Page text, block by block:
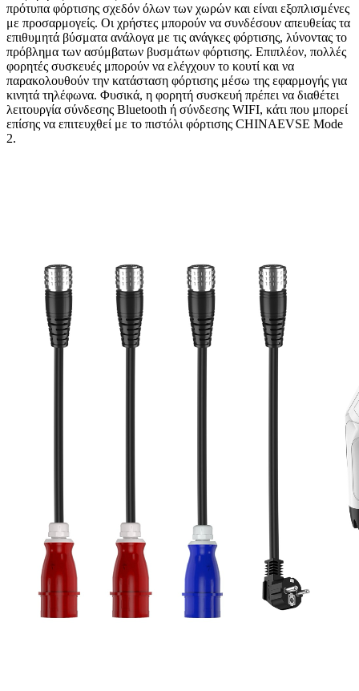
πρότυπα φόρτισης σχεδόν όλων των χωρών και είναι εξοπλισμένες
με προσαρμογείς. Οι χρήστες μπορούν να συνδέσουν απευθείας τα
επιθυμητά βύσματα ανάλογα με τις ανάγκες φόρτισης, λύνοντας το
πρόβλημα των ασύμβατων βυσμάτων φόρτισης. Επιπλέον, πολλές
φορητές συσκευές μπορούν να ελέγχουν το κουτί και να
παρακολουθούν την κατάσταση φόρτισης μέσω της εφαρμογής για
κινητά τηλέφωνα. Φυσικά, η φορητή συσκευή πρέπει να διαθέτει
λειτουργία σύνδεσης Bluetooth ή σύνδεσης WIFI, κάτι που μπορεί
επίσης να επιτευχθεί με το πιστόλι φόρτισης CHINAEVSE Mode
2.